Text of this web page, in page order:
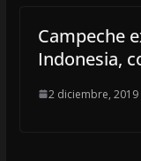
Campeche
Indonesia,
2 diciembre, 2019